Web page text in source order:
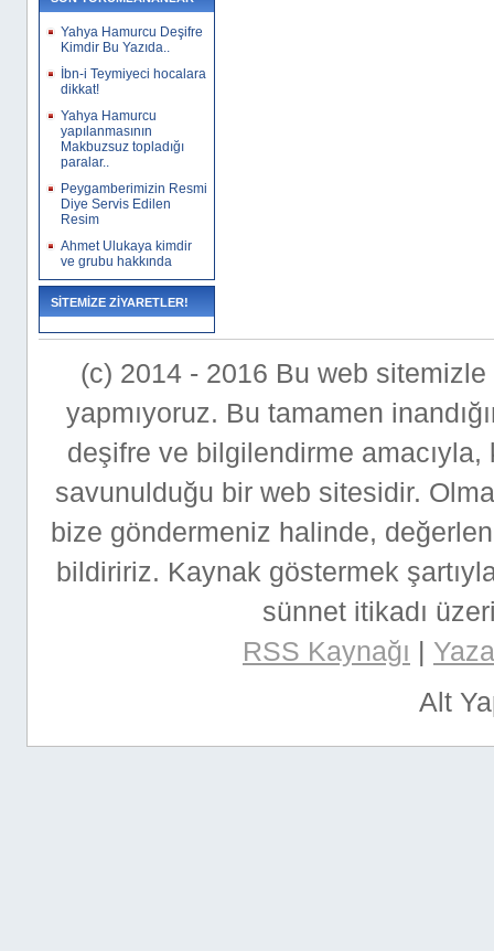
Yahya Hamurcu Deşifre
Kimdir Bu Yazıda..
İbn-i Teymiyeci hocalara
dikkat!
Yahya Hamurcu
yapılanmasının
Makbuzsuz topladığı
paralar..
Peygamberimizin Resmi
Diye Servis Edilen
Resim
Ahmet Ulukaya kimdir
ve grubu hakkında
SİTEMİZE ZİYARETLER!
(c) 2014 - 2016 Bu web
yapmıyoruz. Bu tamamen
deşifre ve bilgilendirme
savunulduğu bir web sitesidir.
bize göndermeniz halinde,
bildiririz. Kaynak göstermek
sünnet itikadı
RSS Kaynağı |
Alt